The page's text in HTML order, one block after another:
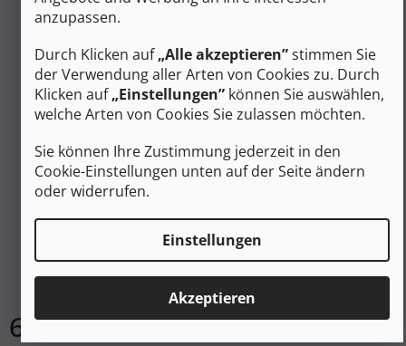
anzupassen.
Durch Klicken auf„Alle akzeptieren”stimmen Sie
der Verwendung aller Arten von Cookies zu. Durch
Klicken auf„Einstellungen” können Sie auswählen,
welche Arten von Cookies Sie zulassen möchten.
Sie können Ihre Zustimmung jederzeit in den
Cookie-Einstellungen unten auf der Seite ändern
oder widerrufen.
Einstellungen
Akzeptieren
–10 %
SALOMON Herren Freizeitschuhe REELAX SLIDE 6.0 W
schwarz/schwarz/legiert - schwarz
Auf Lager
66 € DETAIL